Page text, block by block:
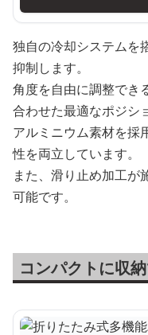
独自の冷却システムを
抑制します。
角度を自由に調整でき
合わせた最適なポジシ
アルミニウム素材を採
性を両立しています。
また、滑り止め加工が
可能です。
コンパクトに収